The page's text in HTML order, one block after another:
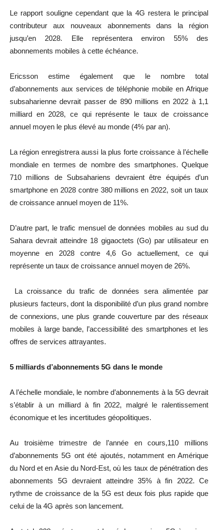
Le rapport souligne cependant que la 4G restera le principal
contributeur aux nouveaux abonnements dans la région
jusqu’en 2028. Elle représentera environ 55% des
abonnements mobiles à cette échéance.
Ericsson estime également que le nombre total
d’abonnements aux services de téléphonie mobile en Afrique
subsaharienne devrait passer de 890 millions en 2022 à 1,1
milliard en 2028, ce qui représente le taux de croissance
annuel moyen le plus élevé au monde (4% par an).
La région enregistrera aussi la plus forte croissance à l’échelle
mondiale en termes de nombre des smartphones. Quelque
710 millions de Subsahariens devraient être équipés d’un
smartphone en 2028 contre 380 millions en 2022, soit un taux
de croissance annuel moyen de 11%.
D’autre part, le trafic mensuel de données mobiles au sud du
Sahara devrait atteindre 18 gigaoctets (Go) par utilisateur en
moyenne en 2028 contre 4,6 Go actuellement, ce qui
représente un taux de croissance annuel moyen de 26%.
La croissance du trafic de données sera alimentée par
plusieurs facteurs, dont la disponibilité d’un plus grand nombre
de connexions, une plus grande couverture par des réseaux
mobiles à large bande, l’accessibilité des smartphones et les
offres de services attrayantes.
5 milliards d’abonnements 5G dans le monde
A l’échelle mondiale, le nombre d’abonnements à la 5G devrait
s’établir à un milliard à fin 2022, malgré le ralentissement
économique et les incertitudes géopolitiques.
Au troisième trimestre de l’année en cours,110 millions
d’abonnements 5G ont été ajoutés, notamment en Amérique
du Nord et en Asie du Nord-Est, où les taux de pénétration des
abonnements 5G devraient atteindre 35% à fin 2022. Ce
rythme de croissance de la 5G est deux fois plus rapide que
celui de la 4G après son lancement.